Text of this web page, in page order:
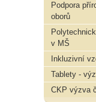
Podpora
oborů
v MŠ
Inkluzivní
Tablety -
CKP výzva